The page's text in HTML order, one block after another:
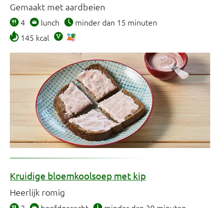
Gemaakt met aardbeien
4 lunch
minder dan 15 minuten
145 kcal
Kruidige bloemkoolsoep met kip
Heerlijk romig